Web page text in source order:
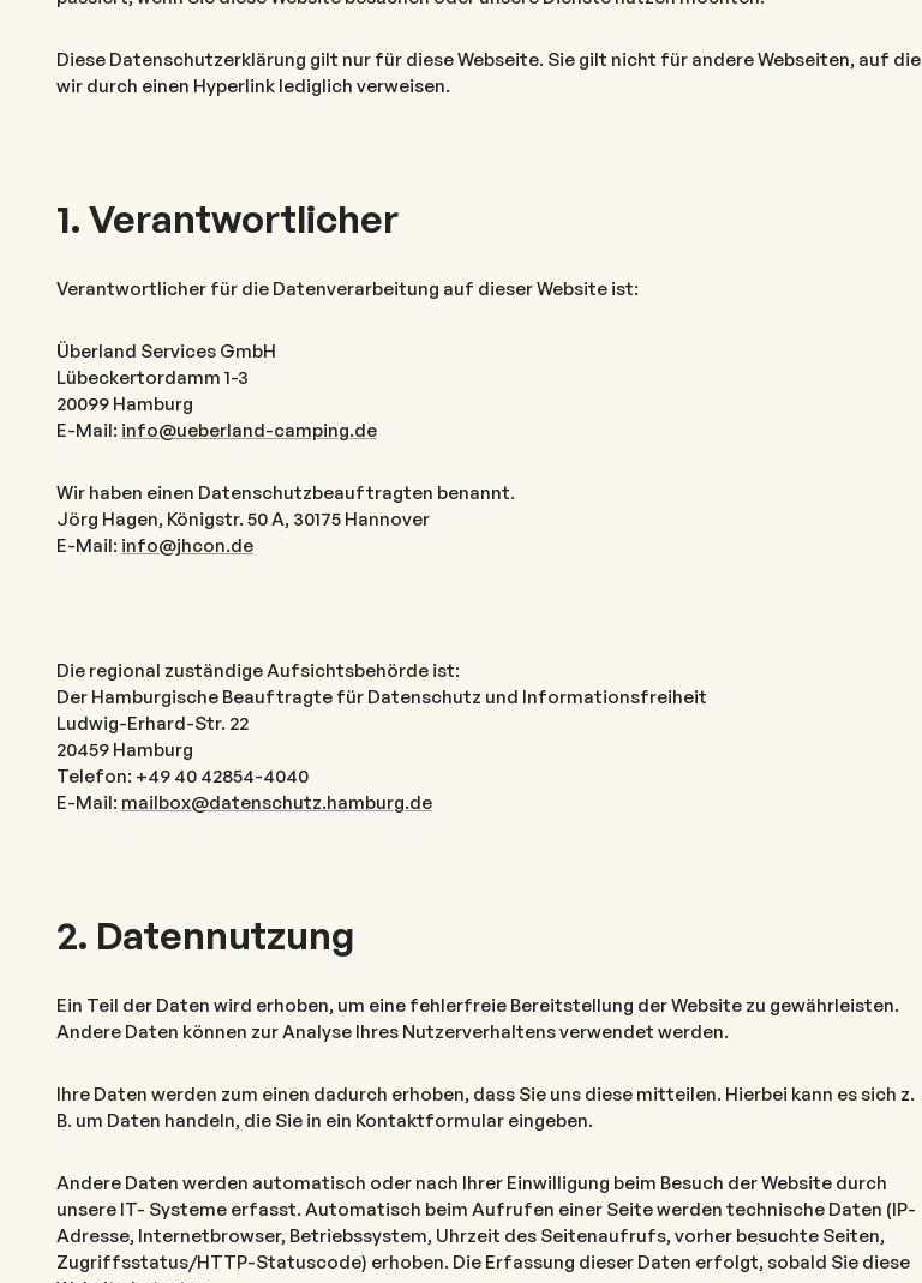
Diese Datenschutzerklärung gilt nur für diese Webseite. Sie gilt nicht für andere Webseiten, auf die
wir durch einen Hyperlink lediglich verweisen.
1. Verantwortlicher
Verantwortlicher für die Datenverarbeitung auf dieser Website ist:
Überland Services GmbH
Lübeckertordamm 1-3
20099 Hamburg
E-Mail: info@ueberland-camping.de
Wir haben einen Datenschutzbeauftragten benannt.
Jörg Hagen, Königstr. 50 A, 30175 Hannover
E-Mail: info@jhcon.de
Die regional zuständige Aufsichtsbehörde ist:
Der Hamburgische Beauftragte für Datenschutz und Informationsfreiheit
Ludwig-Erhard-Str. 22
20459 Hamburg
Telefon: +49 40 42854-4040
E-Mail: mailbox@datenschutz.hamburg.de
2. Datennutzung
Ein Teil der Daten wird erhoben, um eine fehlerfreie Bereitstellung der Website zu gewährleisten.
Andere Daten können zur Analyse Ihres Nutzerverhaltens verwendet werden.
Ihre Daten werden zum einen dadurch erhoben, dass Sie uns diese mitteilen. Hierbei kann es sich z.
B. um Daten handeln, die Sie in ein Kontaktformular eingeben.
Andere Daten werden automatisch oder nach Ihrer Einwilligung beim Besuch der Website durch
unsere IT- Systeme erfasst. Automatisch beim Aufrufen einer Seite werden technische Daten (IP-
Adresse, Internetbrowser, Betriebssystem, Uhrzeit des Seitenaufrufs, vorher besuchte Seiten,
Zugriffsstatus/HTTP-Statuscode) erhoben. Die Erfassung dieser Daten erfolgt, sobald Sie diese